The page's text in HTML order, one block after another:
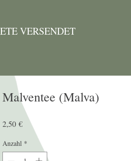
VERSENDET
Malventee (Malva)
2,50 €Preis
Anzahl *